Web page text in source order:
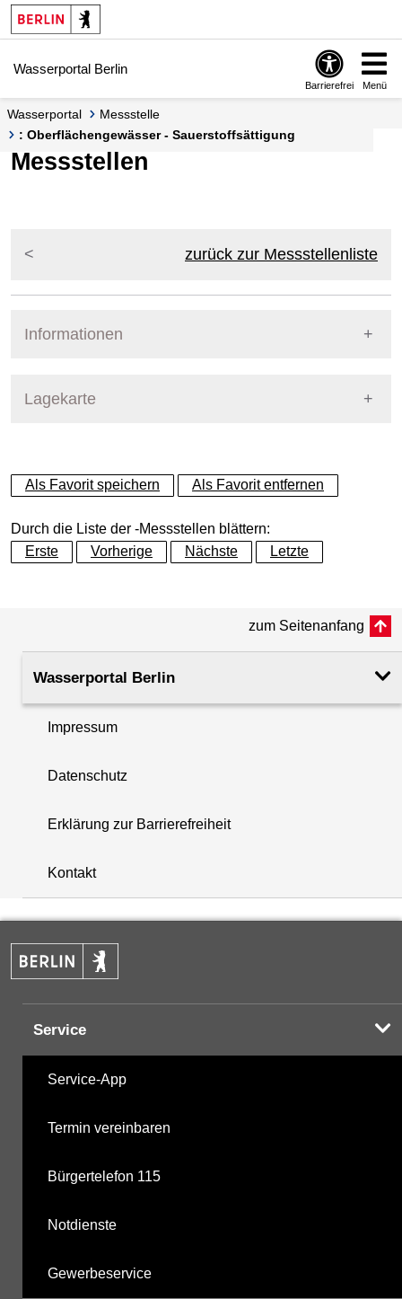
Springe zur Navigation
Springe zum Inhalt
Wasserportal Berlin
Barrierefrei Menü
Wasserportal
Messstelle
: Oberflächengewässer - Sauerstoffsättigung
Messstellen
zurück zur Messstellenliste
Informationen
Lagekarte
+
−
+
−
Als Favorit speichern Als Favorit entfernen
Durch die Liste der -Messstellen blättern:
Erste
Vorherige Nächste Letzte
zum Seitenanfang
Wasserportal Berlin
Impressum
Datenschutz
Erklärung zur Barrierefreiheit
Kontakt
Service
Service-App
Termin vereinbaren
Bürgertelefon 115
Notdienste
Gewerbeservice